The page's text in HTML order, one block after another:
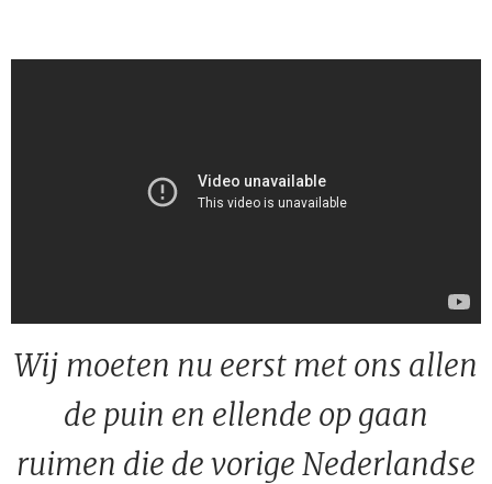
Wij moeten nu eerst met ons allen
de puin en ellende op gaan
ruimen die de vorige Nederlandse